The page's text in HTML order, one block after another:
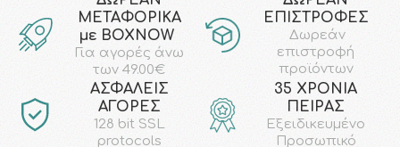
ΜΕΤΑΦΟΡΙΚΑ
με ΒΟΧΝΟW
Για αγορές άνω
των 49.00€
ΕΠΙΣΤΡΟΦΕΣ
Δωρεάν
επιστροφή
προϊόντων
AΣΦΑΛΕΙΣ
ΑΓΟΡΕΣ
128 bit SSL
protocols
35 ΧΡΟΝΙΑ
ΠΕΙΡΑΣ
Εξειδικευμένο
Προσωπικό